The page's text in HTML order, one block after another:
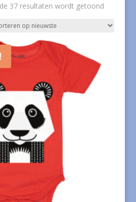
37 resultaten wordt getoond
nieuwste